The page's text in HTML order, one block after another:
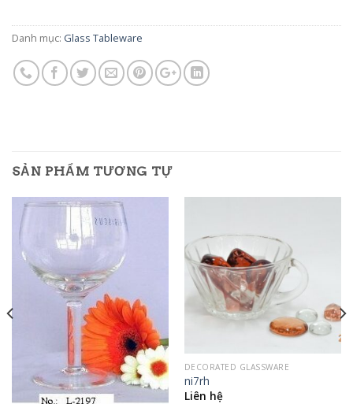
Danh mục: Glass Tableware
SẢN PHẨM TƯƠNG TỰ
DECORATED GLASSWARE
ni7rh
Liên hệ